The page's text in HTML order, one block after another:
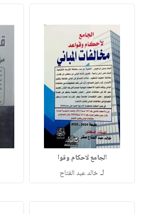
الجامع لاحكام وقوا
لـخالد عبد الفتاح